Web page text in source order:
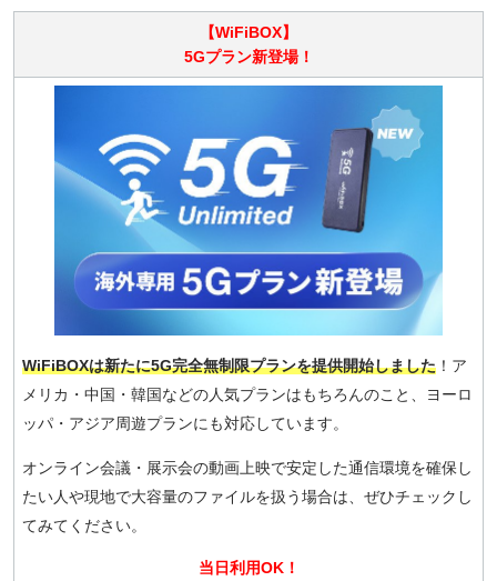
【WiFiBOX】
5Gプラン新登場！
WiFiBOXは新たに5G完全無制限プランを提供開始しました ！ア
メリカ・中国・韓国などの人気プランはもちろんのこと、ヨーロ
ッパ・アジア周遊プランにも対応しています。
オンライン会議・展示会の動画上映で安定した通信環境を確保し
たい人や現地で大容量のファイルを扱う場合は、ぜひチェックし
てみてください。
当日利用OK！